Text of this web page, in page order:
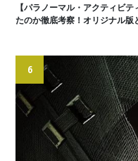
【パラノーマル・アクティビ
たのか徹底考察！オリジナル版
6